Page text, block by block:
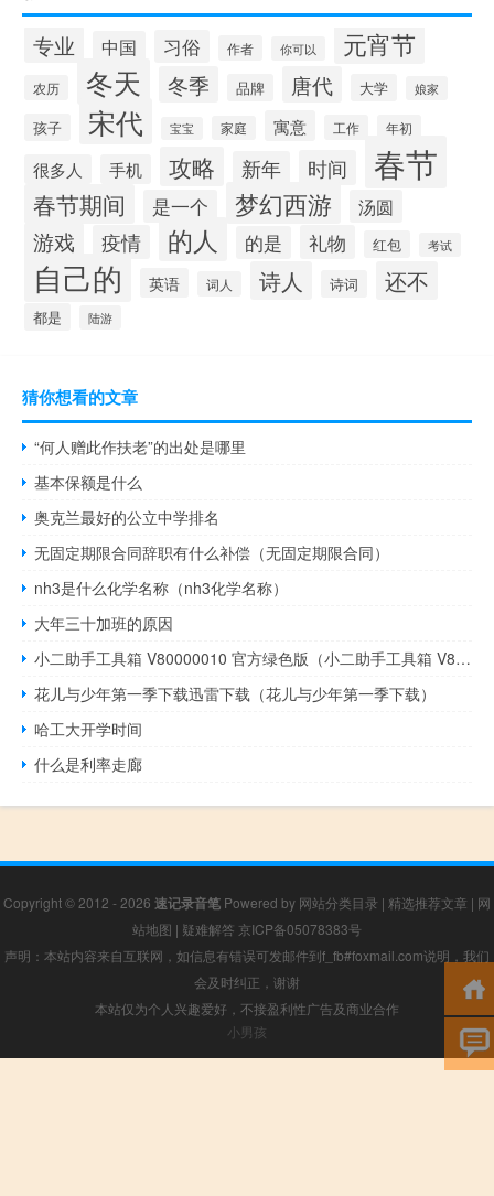
专业 中国 习俗 作者 你可以 元宵节
农历 冬天 冬季 品牌 唐代 大学 娘家
孩子 宋代 宝宝 家庭 寓意 工作 年初
很多人 手机 攻略 新年 时间 春节
春节期间 是一个 梦幻西游 汤圆
游戏 疫情 的人 的是 礼物 红包 考试
自己的 英语 词人 诗人 诗词 还不
都是 陆游
猜你想看的文章
“何人赠此作扶老”的出处是哪里
基本保额是什么
奥克兰最好的公立中学排名
无固定期限合同辞职有什么补偿（无固定期限合同）
nh3是什么化学名称（nh3化学名称）
大年三十加班的原因
小二助手工具箱 V80000010 官方绿色版（小二助手工具箱 V80000010 官方绿色版功能简介）
花儿与少年第一季下载迅雷下载（花儿与少年第一季下载）
哈工大开学时间
什么是利率走廊
Copyright © 2012 - 2026 速记录音笔 Powered by 网站分类目录 | 精选推荐文章 | 网
站地图 | 疑难解答 京ICP备05078383号
声明：本站内容来自互联网，如信息有错误可发邮件到f_fb#foxmail.com说明，我们
会及时纠正，谢谢
本站仅为个人兴趣爱好，不接盈利性广告及商业合作
小男孩